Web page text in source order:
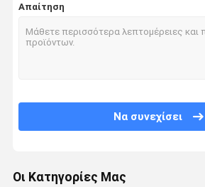
Ράφια παλετών Push Back
Σύστημα βασανισμού ημιωρόφων
Εφοδιασμός με ράφια καλούπιων
Απαίτηση
Να συνεχίσει
Οι Κατηγορίες Μας